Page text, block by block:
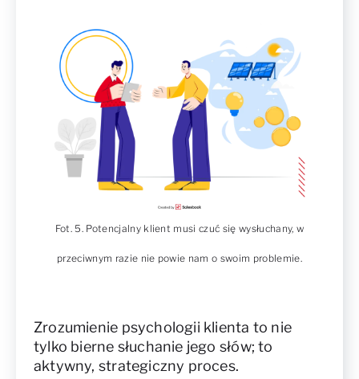
Fot. 5. Potencjalny klient musi czuć się wysłuchany, w
przeciwnym razie nie powie nam o swoim problemie.
Zrozumienie psychologii klienta to nie
tylko bierne słuchanie jego słów; to
aktywny, strategiczny proces.